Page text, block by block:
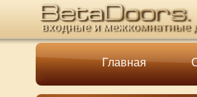
Главная